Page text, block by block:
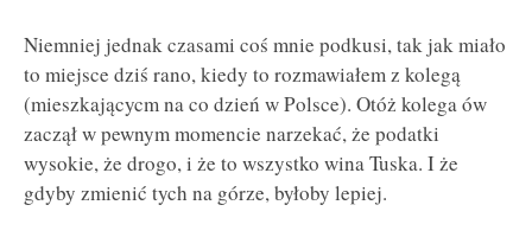
Niemniej jednak czasami coś mnie podkusi, tak jak miało
to miejsce dziś rano, kiedy to rozmawiałem z kolegą
(mieszkającycm na co dzień w Polsce). Otóż kolega ów
zaczął w pewnym momencie narzekać, że podatki
wysokie, że drogo, i że to wszystko wina Tuska. I że
gdyby zmienić tych na górze, byłoby lepiej.